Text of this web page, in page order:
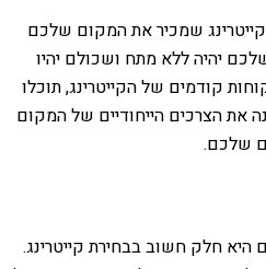
שמכיר את המקום שלכם
יהיה ללא מתח ושכולם יהיו
קודמים של הקייטרינג, תוכלו
את הצרכים הייחודיים של המקום
שלכם.
חלק חשוב בבחירת קייטרינג.